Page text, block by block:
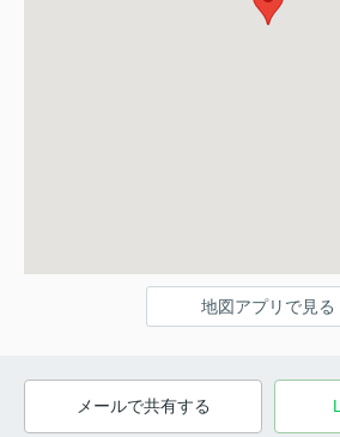
地図アプリで見る
メールで共有する